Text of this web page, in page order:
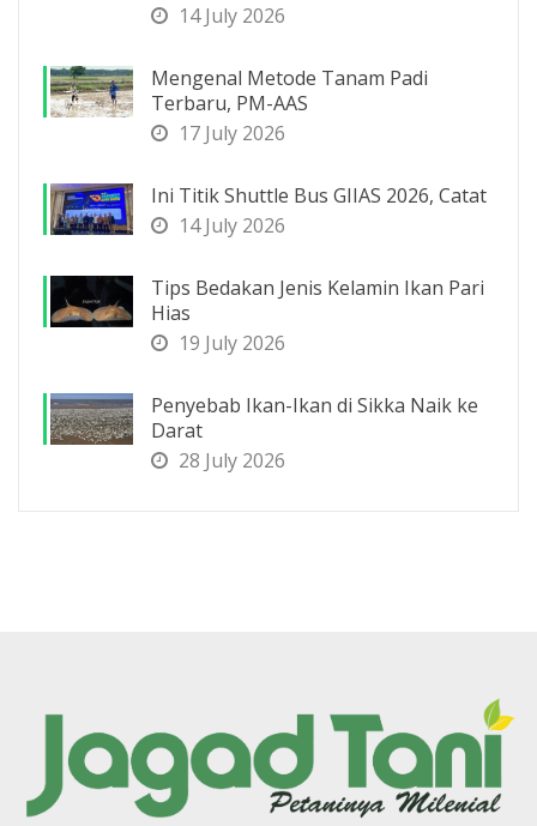
14 July 2026
Mengenal Metode Tanam Padi
Terbaru, PM-AAS
17 July 2026
Ini Titik Shuttle Bus GIIAS 2026, Catat
14 July 2026
Tips Bedakan Jenis Kelamin Ikan Pari
Hias
19 July 2026
Penyebab Ikan-Ikan di Sikka Naik ke
Darat
28 July 2026